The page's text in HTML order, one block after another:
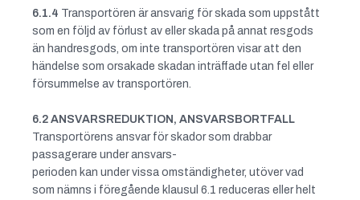
6.1.4 Transportören är ansvarig för skada som uppstått
som en följd av förlust av eller skada på annat resgods
än handresgods, om inte transportören visar att den
händelse som orsakade skadan inträffade utan fel eller
försummelse av transportören.
6.2 ANSVARSREDUKTION, ANSVARSBORTFALL
Transportörens ansvar för skador som drabbar
passagerare under ansvars-
perioden kan under vissa omständigheter, utöver vad
som nämns i föregående klausul 6.1 reduceras eller helt